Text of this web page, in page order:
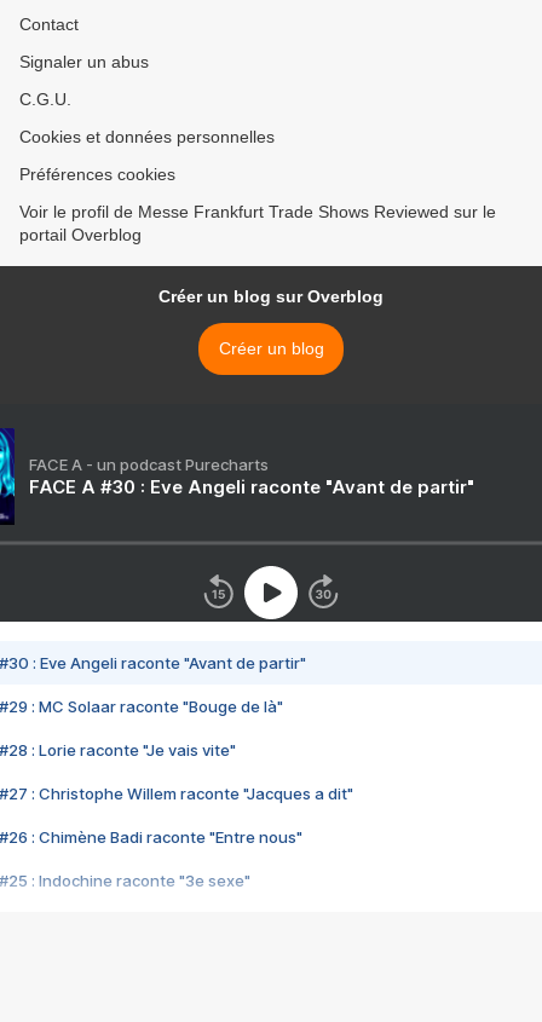
Contact
Signaler un abus
C.G.U.
Cookies et données personnelles
Préférences cookies
Voir le profil de Messe Frankfurt Trade Shows Reviewed sur le
portail Overblog
Créer un blog sur Overblog
Créer un blog
FACE A - un podcast Purecharts
FACE A #30 : Eve Angeli raconte "Avant de partir"
#30 : Eve Angeli raconte "Avant de partir"
#29 : MC Solaar raconte "Bouge de là"
#28 : Lorie raconte "Je vais vite"
#27 : Christophe Willem raconte "Jacques a dit"
#26 : Chimène Badi raconte "Entre nous"
#25 : Indochine raconte "3e sexe"